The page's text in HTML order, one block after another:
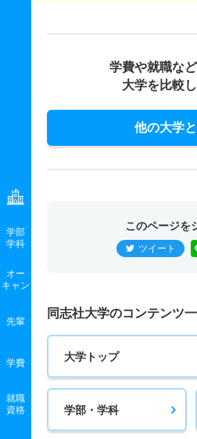
学部
学科
オー
キャン
先輩
学費
就職
資格
学費や就職な
大学を比較
他の大学
このページを
ツイート
同志社大学のコンテンツ
大学トップ
学部・学科